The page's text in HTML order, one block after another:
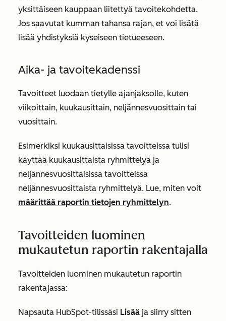
yksittäiseen kauppaan liitettyä tavoitekohdetta.
Jos saavutat kumman tahansa rajan, et voi lisätä
lisää yhdistyksiä kyseiseen tietueeseen.
Aika- ja tavoitekadenssi
Tavoitteet luodaan tietylle ajanjaksolle, kuten
viikoittain, kuukausittain, neljännesvuosittain tai
vuosittain.
Esimerkiksi kuukausittaisissa tavoitteissa tulisi
käyttää kuukausittaista ryhmittelyä ja
neljännesvuosittaisissa tavoitteissa
neljännesvuosittaista ryhmittelyä. Lue, miten voit
määrittää raportin tietojen ryhmittelyn.
Tavoitteiden luominen
mukautetun raportin rakentajalla
Tavoitteiden luominen mukautetun raportin
rakentajassa:
Napsauta HubSpot-tilissäsi Lisää ja siirry sitten